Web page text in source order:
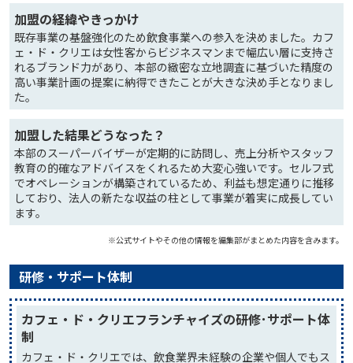
加盟の経緯やきっかけ
既存事業の基盤強化のため飲食事業への参入を決めました。カフ
ェ・ド・クリエは女性客からビジネスマンまで幅広い層に支持さ
れるブランド力があり、本部の緻密な立地調査に基づいた精度の
高い事業計画の提案に納得できたことが大きな決め手となりまし
た。
加盟した結果どうなった？
本部のスーパーバイザーが定期的に訪問し、売上分析やスタッフ
教育の的確なアドバイスをくれるため大変心強いです。セルフ式
でオペレーションが構築されているため、利益も想定通りに推移
しており、法人の新たな収益の柱として事業が着実に成長してい
ます。
※公式サイトやその他の情報を編集部がまとめた内容を含みます。
研修・サポート体制
カフェ・ド・クリエフランチャイズの研修･サポート体
制
カフェ・ド・クリエでは、飲食業界未経験の企業や個人でもス